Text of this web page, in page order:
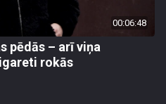
00:06:48
pēdās – arī viņa
rokās